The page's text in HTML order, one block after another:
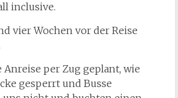
inclusive.
vier Wochen vor der Reise
per Zug geplant, wie
gesperrt und Busse